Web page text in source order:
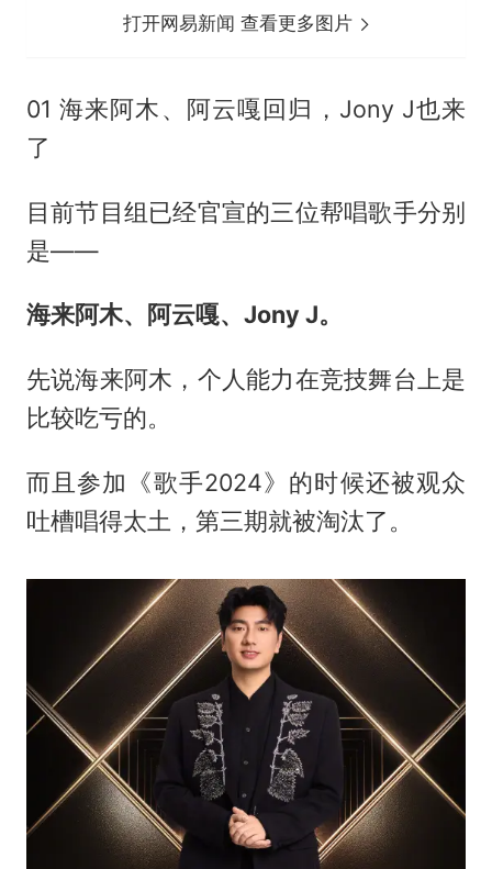
打开网易新闻 查看更多图片
01 海来阿木、 阿云嘎回归，Jony J也来
了
目前节目组已经官宣的三位帮唱歌手分别
是——
海来阿木、阿云嘎、Jony J。
先说海来阿木，个人能力在竞技舞台上是
比较吃亏的。
而且参加《歌手2024》的时候还被观众
吐槽唱得太土，第三期就被淘汰了。